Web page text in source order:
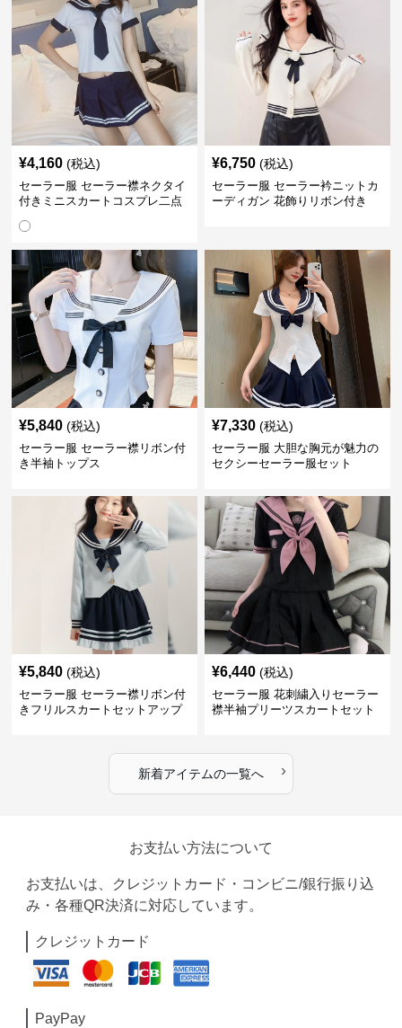
¥4,160 (税込)
セーラー服 セーラー襟ネクタイ
付きミニスカートコスプレ二点
¥6,750 (税込)
セーラー服 セーラー衿ニットカ
ーディガン 花飾りリボン付き
¥5,840 (税込)
セーラー服 セーラー襟リボン付
き半袖トップス
¥7,330 (税込)
セーラー服 大胆な胸元が魅力の
セクシーセーラー服セット
¥5,840 (税込)
セーラー服 セーラー襟リボン付
きフリルスカートセットアップ
¥6,440 (税込)
セーラー服 花刺繍入りセーラー
襟半袖プリーツスカートセット
新着アイテムの一覧へ ›
お支払い方法について
お支払いは、クレジットカード・コンビニ/銀行振り込
み・各種QR決済に対応しています。
クレジットカード
PayPay